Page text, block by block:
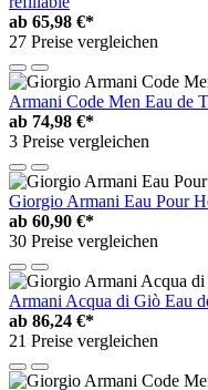
ab 65,98 €*
27 Preise vergleichen
Armani Code Men Eau de
ab 74,98 €*
3 Preise vergleichen
Giorgio Armani Eau Pour
ab 60,90 €*
30 Preise vergleichen
Armani Acqua di Giò Eau
ab 86,24 €*
21 Preise vergleichen